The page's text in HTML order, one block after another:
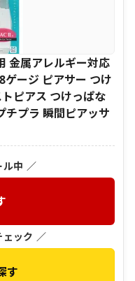
金属アレルギー対応
ゲージ ピアサー つけ
ピアス つけっぱな
プラ 瞬間ピアッサ
ル中 ／
ェック ／
す